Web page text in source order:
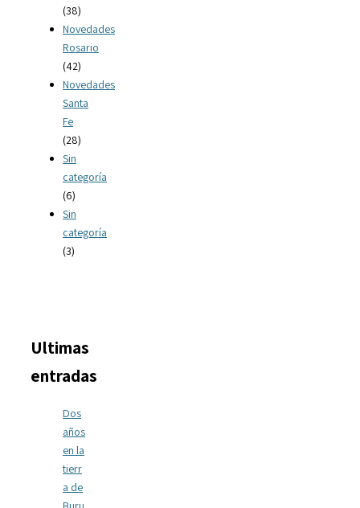
(38)
Novedades
Rosario
(42)
Novedades
Santa
Fe
(28)
Sin
categoría
(6)
Sin
categoría
(3)
Ultimas
entradas
Dos
años
en la
tierr
a de